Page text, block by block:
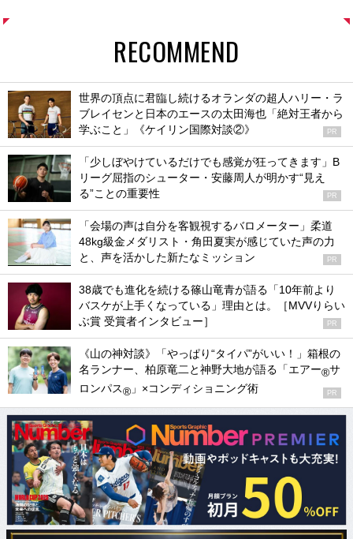
RECOMMEND
世界の頂点に君臨し続けるオランダの超人ハリー・ラ
ブレイセンと日本のエースの太田海也「絶対王者から
学ぶこと」《ケイリン国際対談②》
PR
「少しぼやけているだけでも感覚が狂ってきます」B
リーグ屈指のシューター・安藤周人が明かす“見え
る”ことの重要性
PR
「会場の声は自分を客観視するバロメーター」柔道
48kg級金メダリスト・角田夏実が感じていた声の力
と、声を活かした新たなミッション
PR
38歳でも進化を続ける篠山竜青が語る「10年前より
バスケが上手くなっている」理由とは。［MVVりらい
ぶ賞 受賞者インタビュー］
PR
《山の神対談》「やっぱり“タイパ”がいい！」箱根の
名ランナー、柏原竜二と神野大地が語る「エアー®サ
ロンパス® 」×コンディショニング術 PR